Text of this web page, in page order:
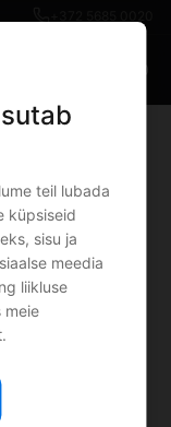
€0.00
teil lubada
küpsiseid
sisu ja
meedia
liikluse
meie
.